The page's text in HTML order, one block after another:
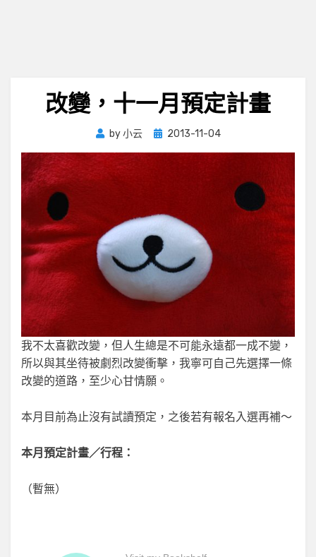
改變，十一月預定計畫
by小云
Posted
2013-11-04
我不太喜歡改變，但人生總是不可能永遠都一成不變，
所以與其坐待被劇烈改變衝擊，我寧可自己先選擇一條
改變的道路，至少心甘情願。
本月目前為止沒有試讀預定，之後若有報名入選再補～
本月預定計畫／行程：
（暫無）